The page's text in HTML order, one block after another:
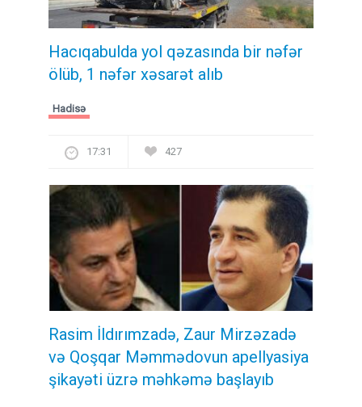
Hacıqabulda yol qəzasında bir nəfər
ölüb, 1 nəfər xəsarət alıb
Hadisə
17:31 427
Rasim İldırımzadə, Zaur Mirzəzadə
və Qoşqar Məmmədovun apellyasiya
şikayəti üzrə məhkəmə başlayıb